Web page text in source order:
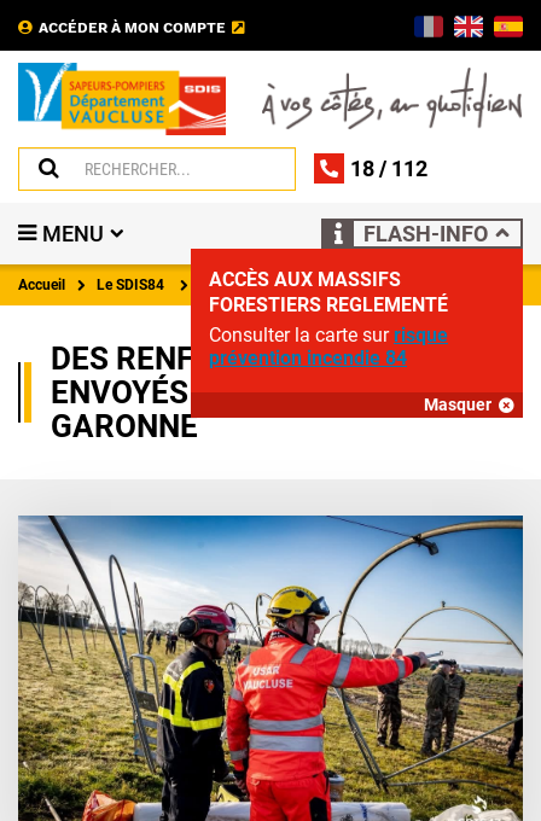
ACCÉDER À MON COMPTE
18/ 112
MENU FLASH-INFO
ACCÈS AUX MASSIFS
FORESTIERS REGLEMENTÉ
Consulter la carte surrisque
prévention incendie 84
Masquer
Accueil Le SDIS84 Actualités
DES RENFORTS VAUCLUSIENS
ENVOYÉS DANS LE LOT-ET-
GARONNE